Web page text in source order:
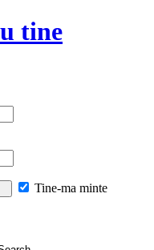
tine
Tine-ma minte